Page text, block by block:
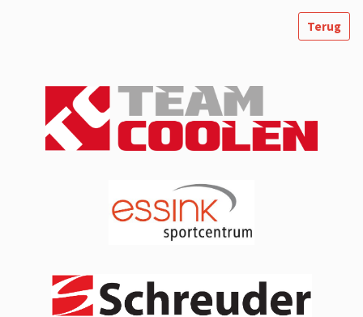
Terug